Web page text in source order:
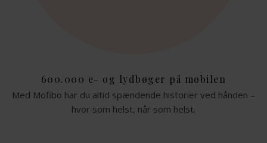
600.000 e- og lydbøger på mobilen
Med Mofibo har du altid spændende historier ved hånden –
hvor som helst, når som helst.